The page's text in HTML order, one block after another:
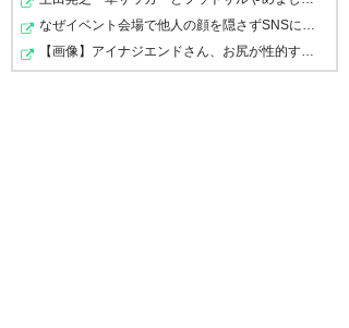
吉永さんが監督になると思った
なぜイベント会場で他人の顔を隠さずSNSに無断で載せるの…
【画像】アイナジエンドさん、お尻が性的すぎた件ｗｗｗ…